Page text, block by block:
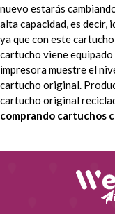
nuevo estarás
alta capacidad, es decir,
ya que con este
cartucho viene
impresora muestre el
cartucho original.
cartucho original
comprando cartuchos